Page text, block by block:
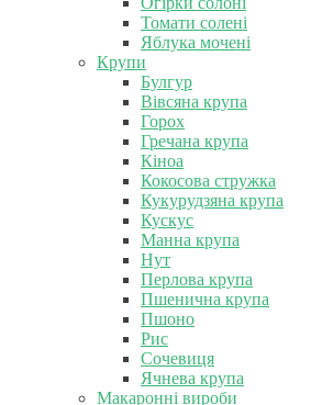
Томати солені
Яблука мочені
Крупи
Булгур
Вівсяна крупа
Горох
Гречана крупа
Кіноа
Кокосова стружка
Кукурудзяна крупа
Кускус
Манна крупа
Нут
Перлова крупа
Пшенична крупа
Пшоно
Рис
Сочевиця
Ячнева крупа
Макаронні вироби